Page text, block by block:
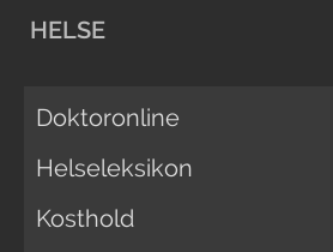
HELSE
Doktoronline
Helseleksikon
Kosthold